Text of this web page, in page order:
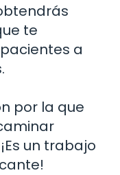
te
a
por la que
un trabajo